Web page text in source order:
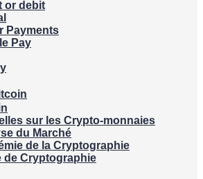
or debit
Payments
Pay
sur les Crypto-monnaies
du Marché
de la Cryptographie
de Cryptographie